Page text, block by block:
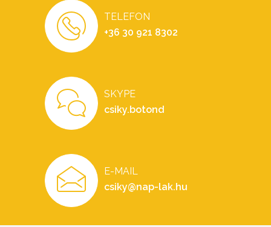
TELEFON
+36 30 921 8302
SKYPE
csiky.botond
E-MAIL
csiky@nap-lak.hu